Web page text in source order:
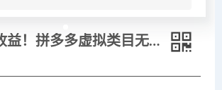
低成本高收益！拼多多虚拟类目无人店玩法，机器人自动处理订单月入五位数